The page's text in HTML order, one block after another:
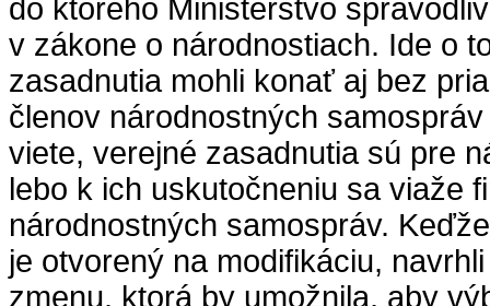
do ktorého Ministerstvo
v zákone o národnostiach. Ide o
zasadnutia mohli konať aj bez
členov národnostných
viete, verejné zasadnutia sú pre
lebo k ich uskutočneniu sa viaže
národnostných samospráv.
je otvorený na modifikáciu,
zmenu, ktorá by umožnila, aby